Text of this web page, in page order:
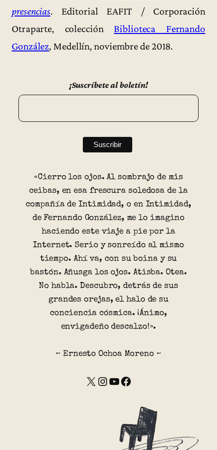
presencias. Editorial EAFIT / Corporación
Otraparte, colección Biblioteca Fernando
González, Medellín, noviembre de 2018.
¡Suscríbete al boletín!
«Cierro los ojos. Al sombrajo de mis
ceibas, en esa frescura soledosa de la
compañía de Intimidad, o en Intimidad,
de Fernando González, me lo imagino
haciendo este viaje a pie por la
Internet. Serio y sonreído al mismo
tiempo. Ahí va, con su boina y su
bastón. Añusga los ojos. Atisba. Otea.
No habla. Descubro, detrás de sus
grandes orejas, el halo de su
conciencia cósmica. ¡Ánimo,
envigadeño descalzo!».
~ Ernesto Ochoa Moreno ~
X Instagram YouTube Facebook